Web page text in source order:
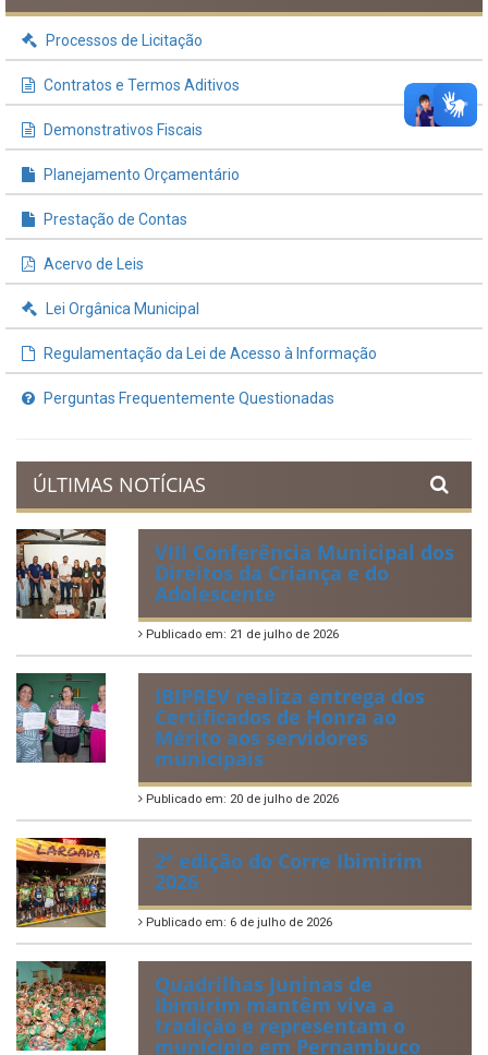
INFORMAÇÕES ÚTEIS
Acervo de Leis
Lei Orgânica Municipal
Regulamentação da Lei de Acesso à Informação
Perguntas Frequentemente Questionadas
ÚLTIMAS NOTÍCIAS
VIII Conferência Municipal dos
Direitos da Criança e do
Adolescente
IBIPREV realiza entrega dos
Certificados de Honra ao
Mérito aos servidores
municipais
Publicado em: 20 de julho de 2026